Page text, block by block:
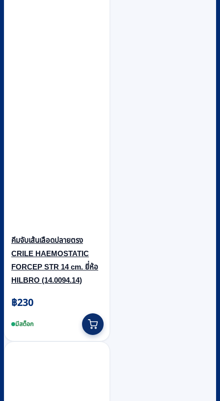
คีมจับเส้นเลือดปลายตรง
CRILE HAEMOSTATIC
FORCEP STR 14 cm. ยี่ห้อ
HILBRO (14.0094.14)
฿230
มีสต็อก